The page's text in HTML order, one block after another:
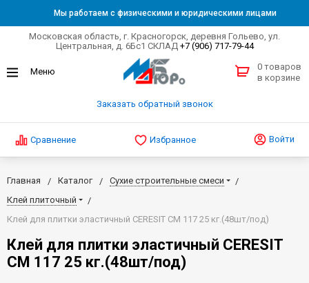
Мы работаем с физическими и юридическими лицами
Московская область, г. Красногорск, деревня Гольево, ул.
Центральная, д. 6Бс1 СКЛАД +7 (906) 717-79-44
Заказать обратный звонок
0 товаров
в корзине
Сравнение Избранное Войти
Главная Каталог
Сухие строительные смеси
Клей плиточный
Клей для плитки эластичный CERESIT CM 117 25 кг.(48шт/под)
Клей для плитки эластичный CERESIT
CM 117 25 кг.(48шт/под)